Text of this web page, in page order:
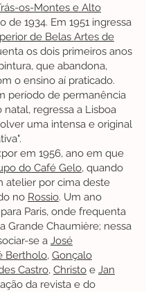
os-Montes e Alto
de 1934. Em 1951 ingressa
de Belas Artes de
os dois primeiros anos
que abandona,
o ensino aí praticado.
período de permanência
natal, regressa a Lisboa
uma intensa e original
em 1956, ano em que
do Café Gelo, quando
atelier por cima deste
no Rossio. Um ano
Paris, onde frequenta
Grande Chaumière; nessa
se a José
Bertholo, Gonçalo
Castro, Christo e Jan
da revista e do